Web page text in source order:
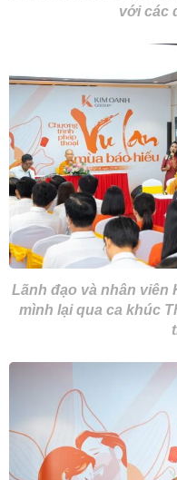
với các
Lãnh đạo và nhân viên
mình lại qua ca khúc